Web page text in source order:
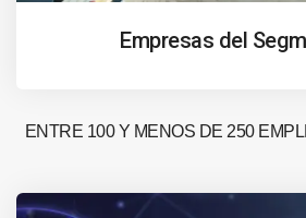
Empresas del
ENTRE 100 Y MENOS DE 250